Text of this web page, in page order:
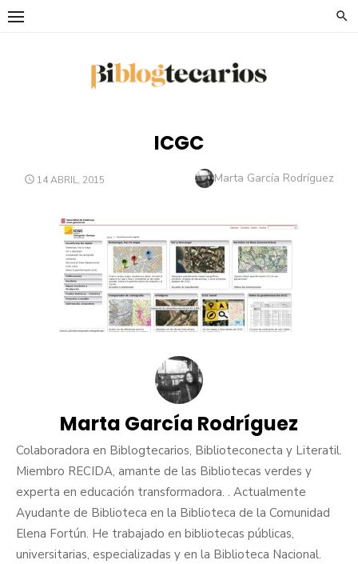
Saltar
ICGC
PUBLICADO
14 ABRIL, 2015 Autor
Marta García Rodríguez
Marta García Rodríguez
Colaboradora en Biblogtecarios, Biblioteconecta y Literatil.
Miembro RECIDA, amante de las Bibliotecas verdes y
experta en educación transformadora. . Actualmente
Ayudante de Biblioteca en la Biblioteca de la Comunidad
Elena Fortún. He trabajado en bibliotecas públicas,
universitarias, especializadas y en la Biblioteca Nacional.